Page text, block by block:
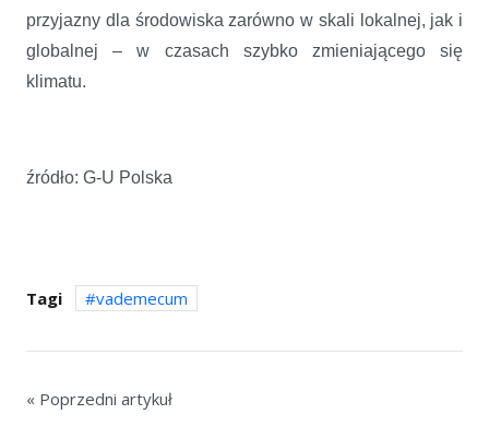
przyjazny dla środowiska zarówno w skali lokalnej, jak i
globalnej – w czasach szybko zmieniającego się
klimatu.
źródło: G-U Polska
Tagi vademecum
« Poprzedni artykuł